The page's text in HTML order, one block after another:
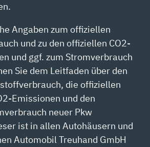
Angaben zum offiziellen
und zu den offiziellen CO2-
und ggf. zum Stromverbrauch
Sie dem Leitfaden über den
die offiziellen
Emissionen und den
neuer Pkw
ist in allen Autohäusern und
Automobil Treuhand GmbH